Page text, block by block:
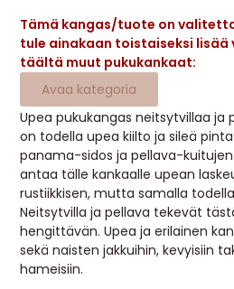
KANKAAT A-Ö
MUUT
🔖 OUTLET
OHJEITA
USEIN KYSYTTYÄ
OTA YHTEYTTÄ
Tämä kangas/tuote on
tule ainakaan toistaiseksi lisää
täältä muut pukukankaat:
Avaa kategoria
Upea pukukangas neitsytvillaa ja
on todella upea kiilto ja sileä
panama-sidos ja pellava-
antaa tälle kankaalle upean
rustiikkisen, mutta samalla
Neitsytvilla ja pellava tekevät
hengittävän. Upea ja erilainen
sekä naisten jakkuihin, kevyisiin
hameisiin.